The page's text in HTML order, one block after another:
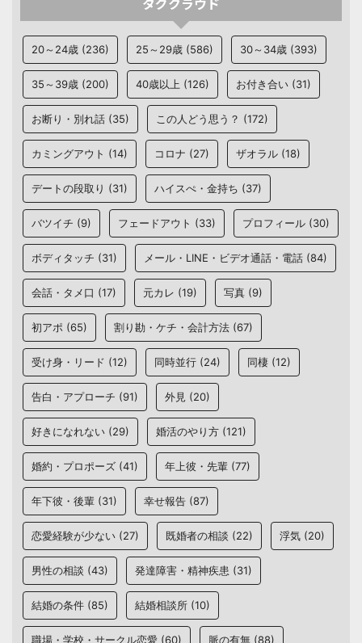
20～24歳 (236) 25～29歳 (586) 30～34歳 (393)
35～39歳 (200) 40歳以上 (126) お付き合い (31)
お断り・別れ話 (35) この人どう思う？ (172)
カミングアウト (14) コロナ (27) ザオラル (18)
デートの段取り (31) ハイスぺ・金持ち (37)
バツイチ (9) フェードアウト (33) プロフィール (30)
ボディタッチ (31) メール・LINE・ビデオ通話・電話 (84)
会話・タメ口 (17) 元カレ (19) 写真 (9)
初アポ (65) 割り勘・ケチ・会計方法 (67)
受け身・リード (12) 同時並行 (24) 同棲 (12)
告白・アプローチ (91) 外見 (20)
好きになれない (29) 婚活のやり方 (121)
婚約・プロポーズ (41) 年上彼・先輩 (77)
年下彼・後輩 (31) 幸せ報告 (87)
恋愛経験が少ない (27) 既婚者の相談 (22) 浮気 (20)
男性の相談 (43) 発達障害・精神疾患 (31)
結婚の条件 (85) 結婚相談所 (10)
職場・学校・サークル恋愛 (60) 脈の有無 (88)